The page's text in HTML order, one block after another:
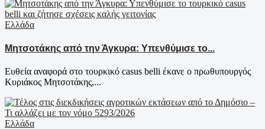
Ελλάδα
Μητσοτάκης από την Άγκυρα: Υπενθύμισε το...
Ευθεία αναφορά στο τουρκικό casus belli έκανε ο πρωθυπουργός
Κυριάκος Μητσοτάκης,...
Ελλάδα